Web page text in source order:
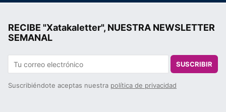
RECIBE "Xatakaletter", NUESTRA NEWSLETTER
SEMANAL
SUSCRIBIR
Suscribiéndote aceptas nuestra política de privacidad